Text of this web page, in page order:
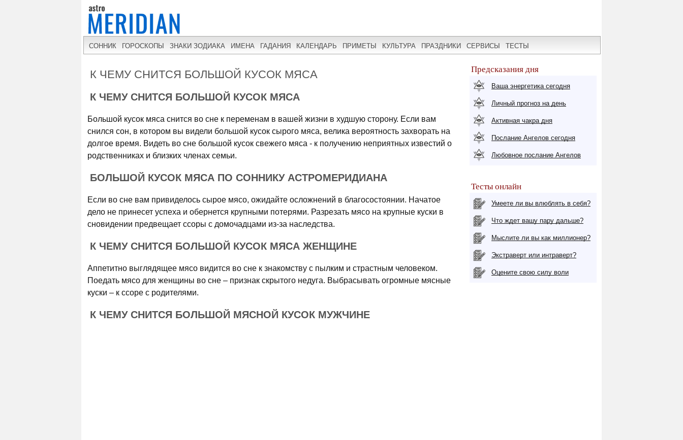
СОННИК ГОРОСКОПЫ ЗНАКИ ЗОДИАКА ИМЕНА ГАДАНИЯ КАЛЕНДАРЬ ПРИМЕТЫ КУЛЬТУРА ПРАЗДНИКИ СЕРВИСЫ ТЕСТЫ
К ЧЕМУ СНИТСЯ БОЛЬШОЙ КУСОК МЯСА
К ЧЕМУ СНИТСЯ БОЛЬШОЙ КУСОК МЯСА
Большой кусок мяса снится во сне к переменам в вашей жизни в худшую сторону. Если вам
снился сон, в котором вы видели большой кусок сырого мяса, велика вероятность захворать на
долгое время. Видеть во сне большой кусок свежего мяса - к получению неприятных известий о
родственниках и близких членах семьи.
БОЛЬШОЙ КУСОК МЯСА ПО СОННИКУ АСТРОМЕРИДИАНА
Если во сне вам привиделось сырое мясо, ожидайте осложнений в благосостоянии. Начатое
дело не принесет успеха и обернется крупными потерями. Разрезать мясо на крупные куски в
сновидении предвещает ссоры с домочадцами из-за наследства.
К ЧЕМУ СНИТСЯ БОЛЬШОЙ КУСОК МЯСА ЖЕНЩИНЕ
Аппетитно выглядящее мясо видится во сне к знакомству с пылким и страстным человеком.
Поедать мясо для женщины во сне – признак скрытого недуга. Выбрасывать огромные мясные
куски – к ссоре с родителями.
К ЧЕМУ СНИТСЯ БОЛЬШОЙ МЯСНОЙ КУСОК МУЖЧИНЕ
Предсказания дня
Ваша энергетика сегодня
Личный прогноз на день
Активная чакра дня
Послание Ангелов сегодня
Любовное послание Ангелов
Тесты онлайн
Умеете ли вы влюблять в себя?
Что ждет вашу пару дальше?
Мыслите ли вы как миллионер?
Экстраверт или интраверт?
Оцените свою силу воли